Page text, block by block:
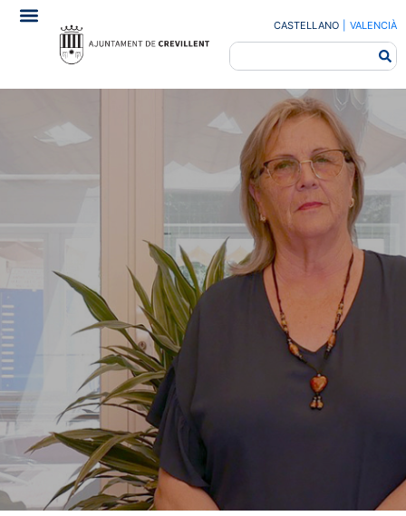
CASTELLANO VALENCIÀ